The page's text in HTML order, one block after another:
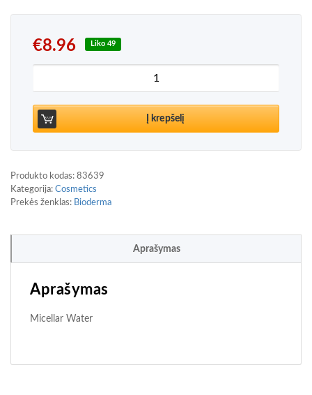
€8.96 Liko 49
produkto kiekis: Bioderma Sensibio H2O AR
Į krepšelį
Produkto kodas: 83639
Kategorija: Cosmetics
Prekės ženklas: Bioderma
Aprašymas
Aprašymas
Micellar Water